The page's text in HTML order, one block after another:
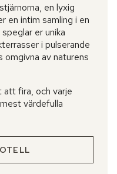
en lyxig
en intim samling i en
er unika
i pulserande
av naturens
att fira, och varje
värdefulla